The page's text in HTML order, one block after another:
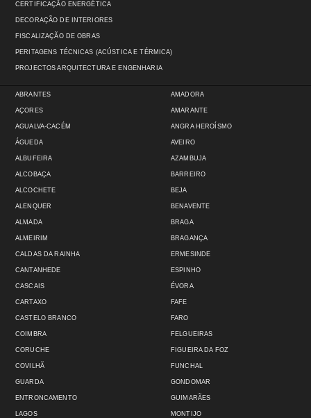
CERTIFICAÇÃO ENERGÉTICA
DECORAÇÃO DE INTERIORES
FISCALIZAÇÃO DE OBRAS
PERITAGENS TÉCNICAS (ACÚSTICA E TÉRMICA)
PROJECTOS ARQUITECTURA E ENGENHARIA
ABRANTES
AÇORES
AGUALVA-CACÉM
ÁGUEDA
ALBUFEIRA
ALCOBAÇA
ALCOCHETE
ALENQUER
ALMADA
ALMEIRIM
AMADORA
AMARANTE
ANGRA HEROÍSMO
AVEIRO
AZAMBUJA
BARREIRO
BEJA
BENAVENTE
BRAGA
BRAGANÇA
CALDAS DA RAINHA
CANTANHEDE
CASCAIS
CARTAXO
CASTELO BRANCO
COIMBRA
CORUCHE
COVILHÃ
GUARDA
ENTRONCAMENTO
ERMESINDE
ESPINHO
ÉVORA
FAFE
FARO
FELGUEIRAS
FIGUEIRA DA FOZ
FUNCHAL
GONDOMAR
GUIMARÃES
LAGOS MONTIJO